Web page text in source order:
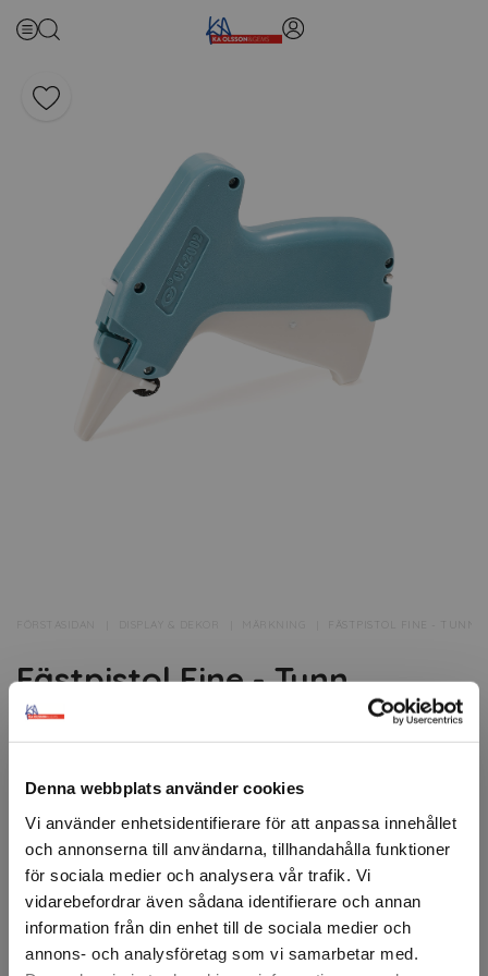
Denna webbplats använder cookies
Vi använder enhetsidentifierare för att anpassa innehållet
och annonserna till användarna, tillhandahålla funktioner
för sociala medier och analysera vår trafik. Vi
vidarebefordrar även sådana identifierare och annan
information från din enhet till de sociala medier och
annons- och analysföretag som vi samarbetar med.
FÖRSTASIDAN DISPLAY & DEKOR FÄSTPISTOL FINE - TUNN
Fästpistol Fine - Tunn
Märkpistol "Fine", 15x14 cm.
användning med taggers och är idealisk för
prismärkning av tunnare material som kläder, blusar,
underkläder etc.
Artikelnr: 63024
Minsta beställning: 1 st
Ansök om konto